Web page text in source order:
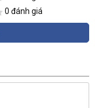
0 đánh giá